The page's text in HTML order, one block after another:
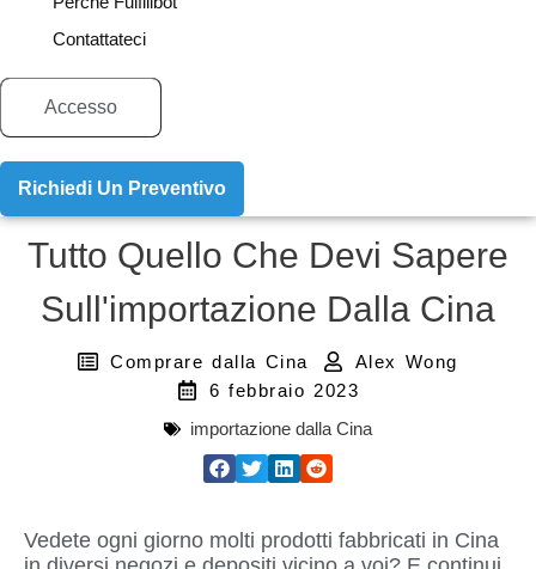
Contattateci
Accesso
Richiedi Un Preventivo
Tutto Quello Che Devi Sapere
Sull'importazione Dalla Cina
Comprare dalla Cina
Alex Wong
6 febbraio 2023
importazione dalla Cina
Vedete ogni giorno molti prodotti fabbricati in Cina